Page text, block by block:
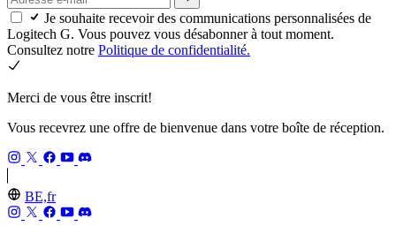
Je souhaite recevoir des communications personnalisées de
Logitech G. Vous pouvez vous désabonner à tout moment.
Consultez notre Politique de confidentialité.
Merci de vous être inscrit!
Vous recevrez une offre de bienvenue dans votre boîte de réception.
BE,fr